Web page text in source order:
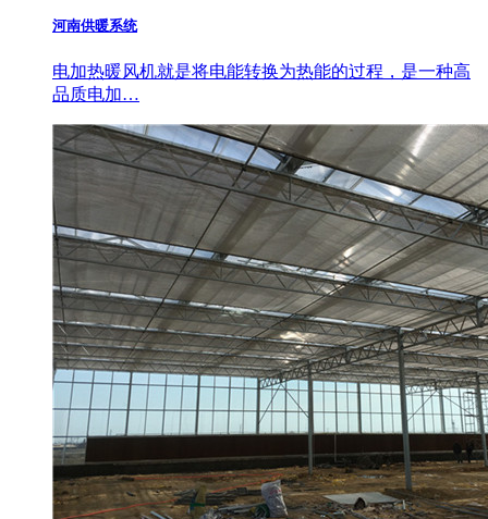
河南供暖系统
电加热暖风机就是将电能转换为热能的过程，是一种高
品质电加…